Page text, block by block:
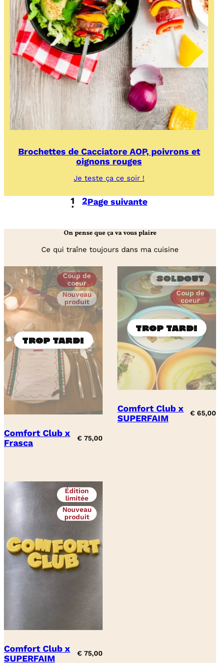
Brochettes de Cacciatore AOP, poivrons et
oignons rouges
Je teste ça ce soir !
de
Cacciatore
et
rouges
1 2Page suivante
On pense que ça va vous plaire
Ce qui traîne toujours dans ma cuisine
Coup de
coeur
Nouveau
produit
Comfort Club x
Frasca
€ 75,00
Soldout
Coup de
coeur
Comfort Club x
SUPERFAIM
€ 65,00
Édition
limitée
Nouveau
produit
Comfort Club x
SUPERFAIM
€ 75,00